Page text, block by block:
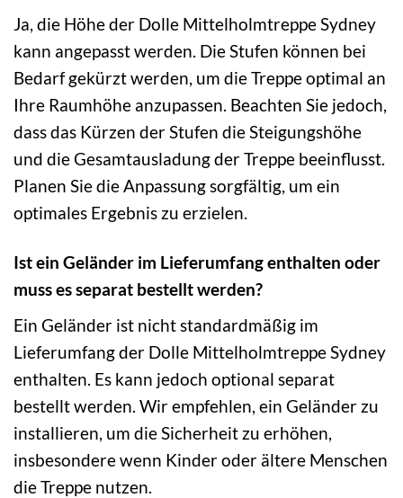
Ja, die Höhe der Dolle Mittelholmtreppe Sydney
kann angepasst werden. Die Stufen können bei
Bedarf gekürzt werden, um die Treppe optimal an
Ihre Raumhöhe anzupassen. Beachten Sie jedoch,
dass das Kürzen der Stufen die Steigungshöhe
und die Gesamtausladung der Treppe beeinflusst.
Planen Sie die Anpassung sorgfältig, um ein
optimales Ergebnis zu erzielen.
Ist ein Geländer im Lieferumfang enthalten oder
muss es separat bestellt werden?
Ein Geländer ist nicht standardmäßig im
Lieferumfang der Dolle Mittelholmtreppe Sydney
enthalten. Es kann jedoch optional separat
bestellt werden. Wir empfehlen, ein Geländer zu
installieren, um die Sicherheit zu erhöhen,
insbesondere wenn Kinder oder ältere Menschen
die Treppe nutzen.